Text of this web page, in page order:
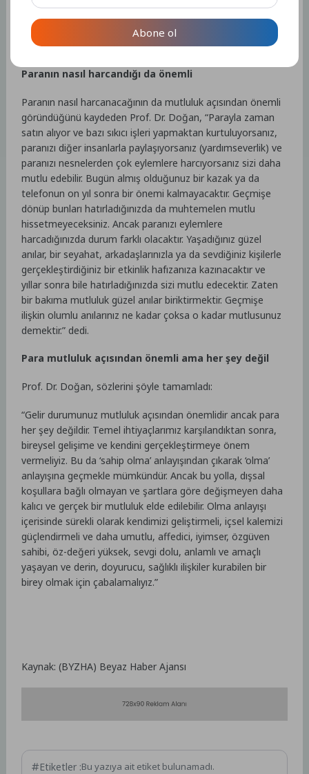
olan kişiler parayla ne yapacaklarını da bilemeyebiliyorlar.”
şeklinde konuştu.
Paranın nasıl harcandığı da önemli
Paranın nasıl harcanacağının da mutluluk açısından önemli
göründüğünü kaydeden Prof. Dr. Doğan, “Parayla zaman
satın alıyor ve bazı sıkıcı işleri yapmaktan kurtuluyorsanız,
paranızı diğer insanlarla paylaşıyorsanız (yardımseverlik) ve
paranızı nesnelerden çok eylemlere harcıyorsanız sizi daha
mutlu edebilir. Bugün almış olduğunuz bir kazak ya da
telefonun on yıl sonra bir önemi kalmayacaktır. Geçmişe
dönüp bunları hatırladığınızda da muhtemelen mutlu
hissetmeyeceksiniz. Ancak paranızı eylemlere
harcadığınızda durum farklı olacaktır. Yaşadığınız güzel
anılar, bir seyahat, arkadaşlarınızla ya da sevdiğiniz kişilerle
gerçekleştirdiğiniz bir etkinlik hafızanıza kazınacaktır ve
yıllar sonra bile hatırladığınızda sizi mutlu edecektir. Zaten
bir bakıma mutluluk güzel anılar biriktirmektir. Geçmişe
ilişkin olumlu anılarınız ne kadar çoksa o kadar mutlusunuz
demektir.” dedi.
Para mutluluk açısından önemli ama her şey değil
Prof. Dr. Doğan, sözlerini şöyle tamamladı:
“Gelir durumunuz mutluluk açısından önemlidir ancak para
her şey değildir. Temel ihtiyaçlarımız karşılandıktan sonra,
bireysel gelişime ve kendini gerçekleştirmeye önem
vermeliyiz. Bu da ‘sahip olma’ anlayışından çıkarak ‘olma’
anlayışına geçmekle mümkündür. Ancak bu yolla, dışsal
koşullara bağlı olmayan ve şartlara göre değişmeyen daha
kalıcı ve gerçek bir mutluluk elde edilebilir. Olma anlayışı
içerisinde sürekli olarak kendimizi geliştirmeli, içsel kalemizi
güçlendirmeli ve daha umutlu, affedici, iyimser, özgüven
sahibi, öz-değeri yüksek, sevgi dolu, anlamlı ve amaçlı
yaşayan ve derin, doyurucu, sağlıklı ilişkiler kurabilen bir
birey olmak için çabalamalıyız.”
Kaynak: (BYZHA) Beyaz Haber Ajansı
Etiketler :Bu yazıya ait etiket bulunamadı.
Abone ol